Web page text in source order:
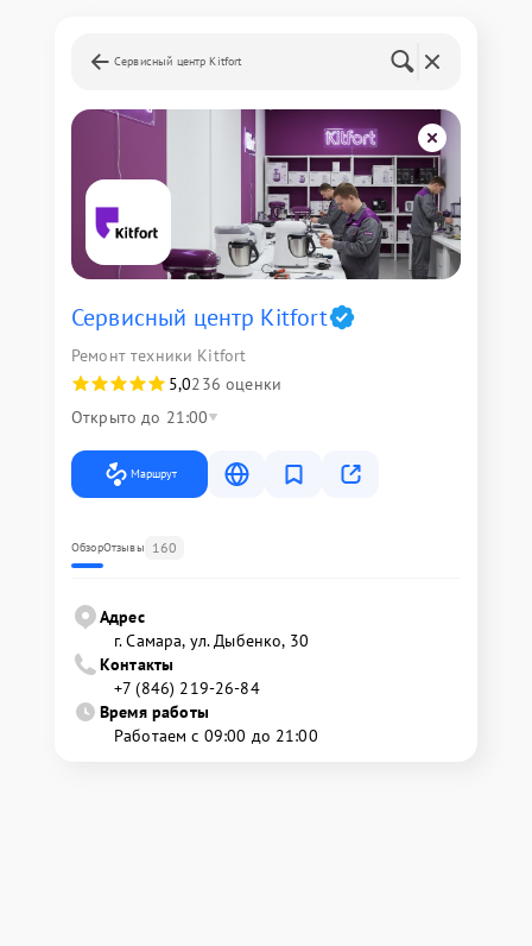
Сервисный центр Kitfort
Сервисный центр Kitfort
Ремонт техники Kitfort
5,0236 оценки
Открыто до 21:00
Маршрут
ОбзорОтзывы 160
Адрес
г. Самара, ул. Дыбенко, 30
Контакты
+7 (846) 219-26-84
Время работы
Работаем с 09:00 до 21:00